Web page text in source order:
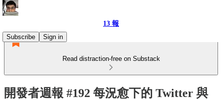
13 報
Subscribe
Sign in
Read distraction-free on Substack
開發者週報 #192 每況愈下的 Twitter 與